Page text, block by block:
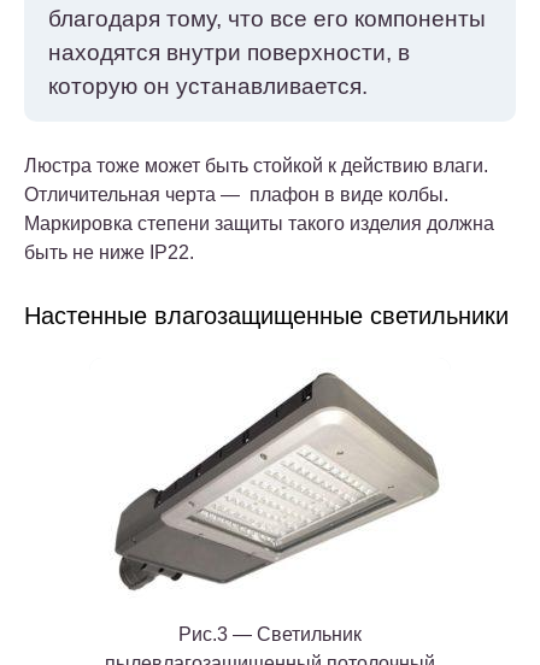
благодаря тому, что все его компоненты
находятся внутри поверхности, в
которую он устанавливается.
Люстра тоже может быть стойкой к действию влаги.
Отличительная черта — плафон в виде колбы.
Маркировка степени защиты такого изделия должна
быть не ниже IP22.
Настенные влагозащищенные светильники
Рис.3 — Светильник